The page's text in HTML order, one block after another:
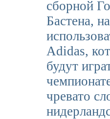
сборной
Бастена,
Adidas,
будут
чревато